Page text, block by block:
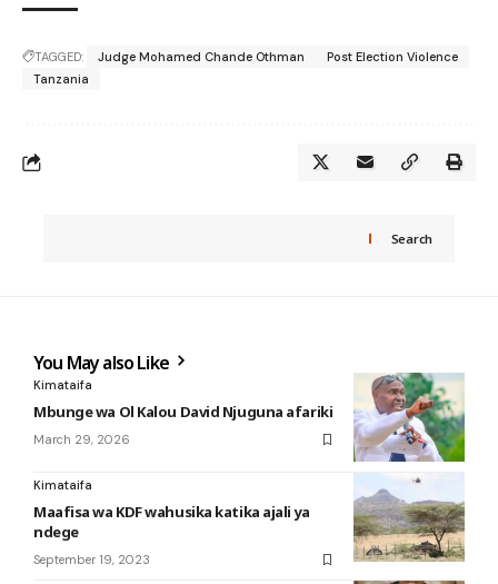
TAGGED: Judge Mohamed Chande Othman
Post Election Violence
Tanzania
Search
You May also Like
Kimataifa
Mbunge wa Ol Kalou David Njuguna afariki
March 29, 2026
Kimataifa
Maafisa wa KDF wahusika katika ajali ya
ndege
September 19, 2023